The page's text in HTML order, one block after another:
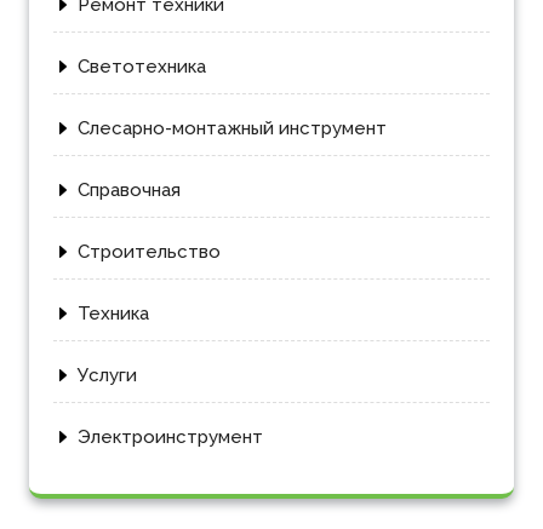
Ремонт техники
Светотехника
Слесарно-монтажный инструмент
Справочная
Строительство
Техника
Услуги
Электроинструмент